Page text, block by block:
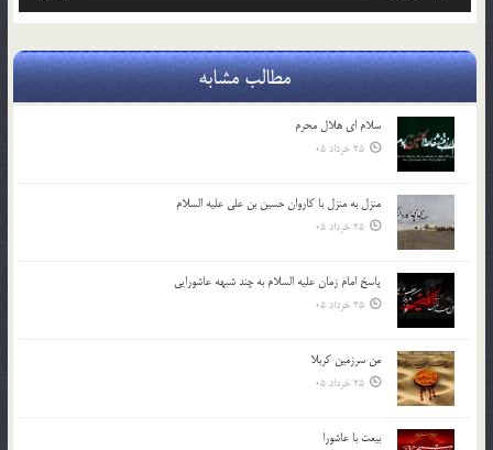
مطالب مشابه
سلام ای هلال محرم
25 خرداد 05
منزل به منزل با کاروان حسین بن علی علیه السلام
25 خرداد 05
پاسخ امام زمان علیه السلام به چند شبهه عاشورایی
25 خرداد 05
من سرزمین کربلا
25 خرداد 05
بیعت با عاشورا